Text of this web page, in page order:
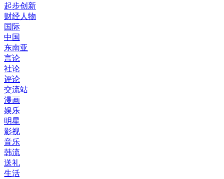
起步创新
财经人物
国际
中国
东南亚
言论
社论
评论
交流站
漫画
娱乐
明星
影视
音乐
韩流
送礼
生活